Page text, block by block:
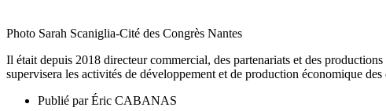
Photo Sarah Scaniglia-Cité des Congrès Nantes
Il était depuis 2018 directeur commercial, des partenariats et des
supervisera les activités de développement et de production économique
Publié parÉric CABANAS